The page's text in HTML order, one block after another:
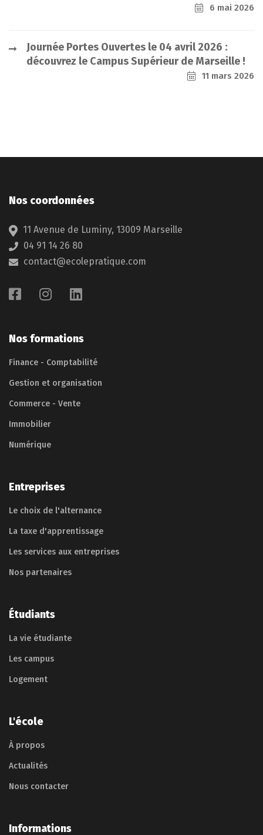
6 mai 2026
Journée Portes Ouvertes le 04 avril 2026 :
découvrez le Campus Supérieur de Marseille !
11 mars 2026
Nos coordonnées
11 Avenue de Luminy, 13009 Marseille
04 91 14 26 80
contact@ecolepratique.com
Nos formations
Finance - Comptabilité
Gestion et organisation
Commerce - Vente
Immobilier
Numérique
Entreprises
Le choix de l'alternance
La taxe d'apprentissage
Les services aux entreprises
Nos partenaires
Étudiants
La vie étudiante
Les campus
Logement
L'école
À propos
Actualités
Nous contacter
Informations